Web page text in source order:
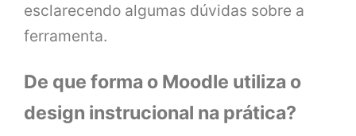
esclarecendo algumas dúvidas sobre a
ferramenta.
De que forma o Moodle utiliza o
design instrucional na prática?